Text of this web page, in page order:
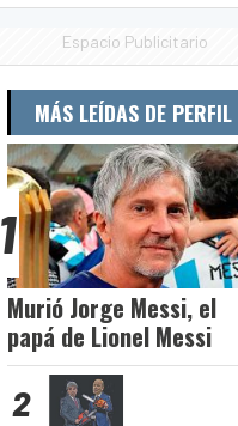
Espacio Publicitario
MÁS LEÍDAS DE PERFIL
1
Murió Jorge Messi, el
papá de Lionel Messi
2